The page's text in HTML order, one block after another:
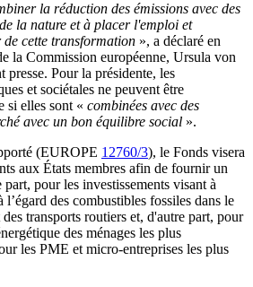
la réduction des émissions avec des
la nature et à placer l'emploi et
cette transformation », a déclaré en
la Commission européenne, Ursula von
presse. Pour la présidente, les
et sociétales ne peuvent être
si elles sont « combinées avec des
avec un bon équilibre social ».
(EUROPE 12760/3), le Fonds visera
aux États membres afin de fournir un
pour les investissements visant à
l’égard des combustibles fossiles dans le
transports routiers et, d'autre part, pour
des ménages les plus
les PME et micro-entreprises les plus